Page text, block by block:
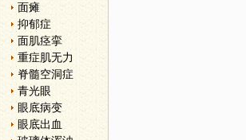
面瘫
抑郁症
面肌痉挛
重症肌无力
脊髓空洞症
青光眼
眼底病变
眼底出血